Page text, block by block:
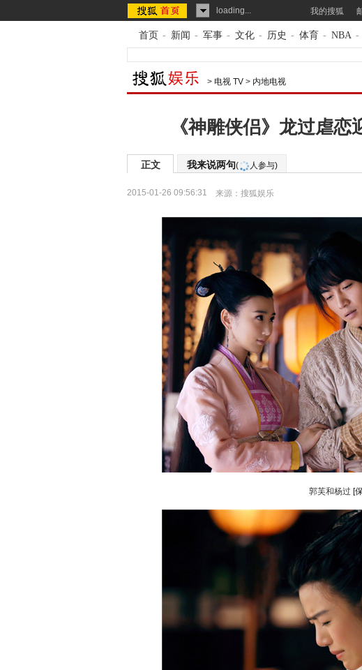
loading... 我的搜狐
首页 - 新闻 - 军事 - 文化 - 历史 - 体育 - NBA -
> 电视 TV > 内地电视
《神雕侠侣》龙过虐
正文 我来说两句( 人参与)
2015-01-26 09:56:31 来源： 搜狐娱乐
郭芙和杨过 [